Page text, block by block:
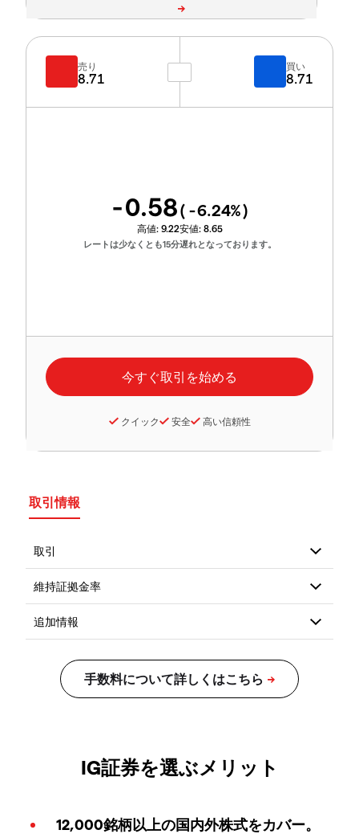
売り
8.71
買い
8.71
-0.58( -6.24%)
高値: 9.22安値: 8.65
レートは少なくとも15分遅れとなっております。
クイック 安全 高い信頼性
取引情報
IG証券を選ぶメリット
12,000銘柄以上の国内外株式をカバー。